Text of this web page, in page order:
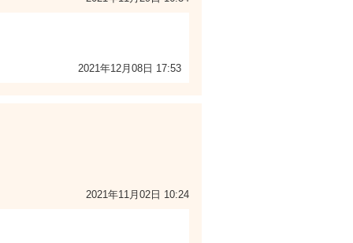
2021年12月08日 17:53
2021年11月02日 10:24